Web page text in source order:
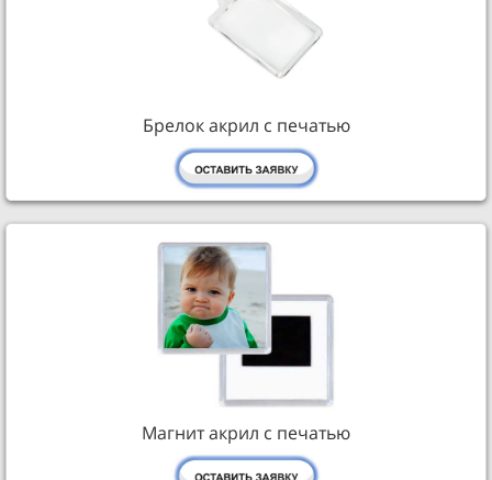
Брелок акрил с печатью
Магнит акрил с печатью